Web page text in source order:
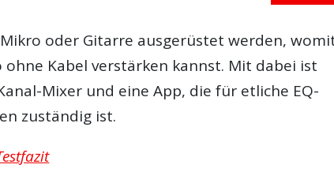
oder Gitarre ausgerüstet werden,
Kabel verstärken kannst. Mit dabei ist
Mixer und eine App, die für etliche EQ-
zuständig ist.